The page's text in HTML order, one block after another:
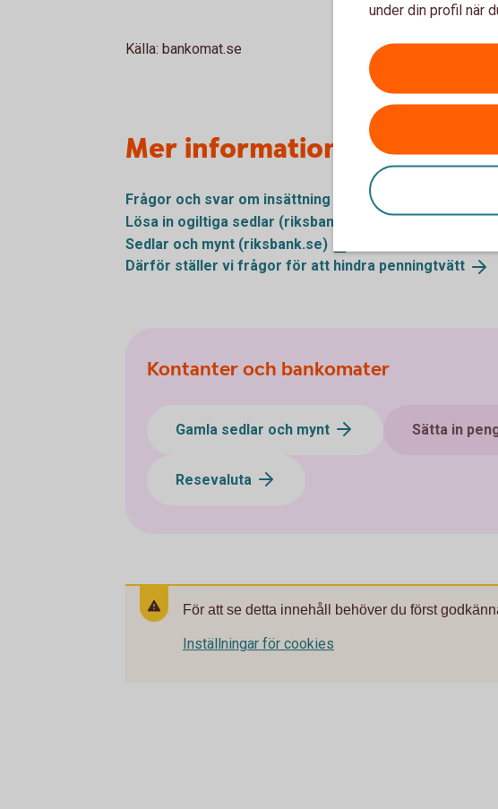
Källa: bankomat.se
Mer information
Frågor och svar om insättning och uttag
Lösa in ogiltiga sedlar (riksbank.se)
Sedlar och mynt (riksbank.se)
Därför ställer vi frågor för att hindra penningtvätt
Kontanter och bankomater
Gamla sedlar och mynt Sätta in
Resevaluta
För att se detta innehåll behöver du först
Inställningar för cookies
under din profil när